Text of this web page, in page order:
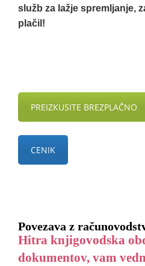
služb za lažje spremljanje,
plačil!
PREIZKUSITE BREZPLAČNO
CENIK
Povezava z
Hitra knjigovodska
dokumentov, vam